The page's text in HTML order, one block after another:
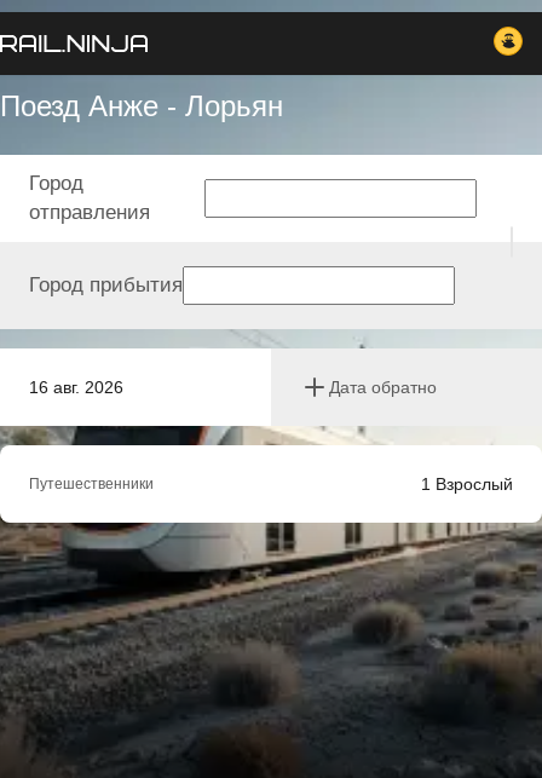
Поезд Анже - Лорьян
16 авг. 2026 Дата обратно
Город
отправления
Город прибытия
Путешественники 1 Взрослый